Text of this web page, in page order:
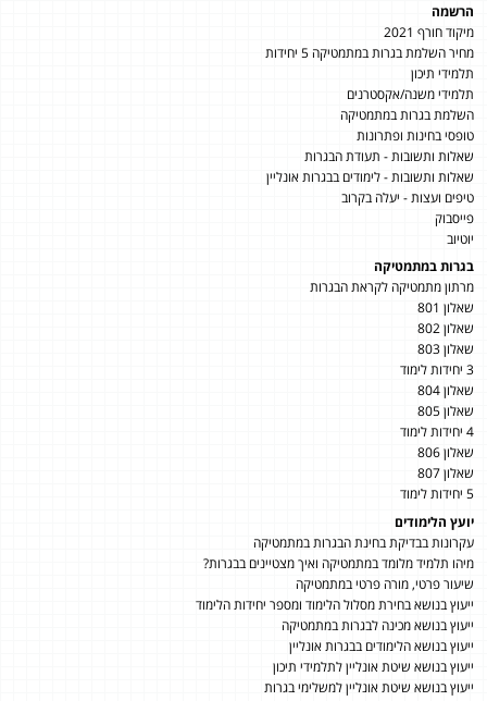
הרשמה
מיקוד חורף 2021
מחיר השלמת בגרות במתמטיקה 5 יחידות
תלמידי תיכון
תלמידי משנה/אקסטרנים
השלמת בגרות במתמטיקה
טופסי בחינות ופתרונות
שאלות ותשובות - תעודת הבגרות
שאלות ותשובות - לימודים בבגרות אונליין
טיפים ועצות - יעלה בקרוב
פייסבוק
יוטיוב
בגרות במתמטיקה
מרתון מתמטיקה לקראת הבגרות
שאלון 801
שאלון 802
שאלון 803
3 יחידות לימוד
שאלון 804
שאלון 805
4 יחידות לימוד
שאלון 806
שאלון 807
5 יחידות לימוד
יועץ הלימודים
עקרונות בבדיקת בחינת הבגרות במתמטיקה
מיהו תלמיד מלומד במתמטיקה ואיך מצטיינים בבגרות?
שיעור פרטי, מורה פרטי במתמטיקה
ייעוץ בנושא בחירת מסלול הלימוד ומספר יחידות הלימוד
ייעוץ בנושא מכינה לבגרות במתמטיקה
ייעוץ בנושא הלימודים בבגרות אונליין
ייעוץ בנושא שיטת אונליין לתלמידי תיכון
ייעוץ בנושא שיטת אונליין למשלימי בגרות